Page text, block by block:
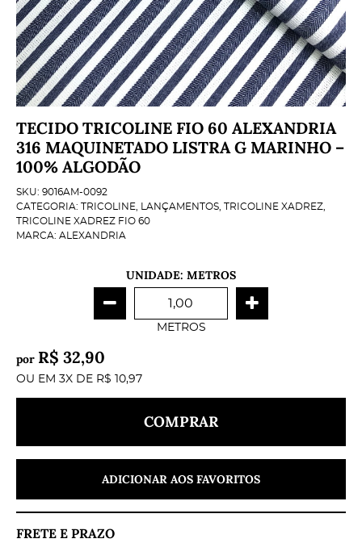
TECIDO TRICOLINE FIO 60 ALEXANDRIA
316 MAQUINETADO LISTRA G MARINHO –
100% ALGODÃO
SKU: 9016AM-0092
CATEGORIA: TRICOLINE LANÇAMENTOS TRICOLINE XADREZ
TRICOLINE XADREZ FIO 60
MARCA: ALEXANDRIA
UNIDADE: METROS
METROS
por R$ 32,90
OU EM 3X DE R$ 10,97
COMPRAR
ADICIONAR AOS FAVORITOS
FRETE E PRAZO